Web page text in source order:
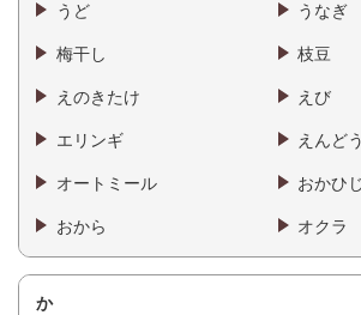
うど うなぎ
梅干し 枝豆
えのきたけ えび
エリンギ えんど
オートミール おかひ
おから オクラ
か